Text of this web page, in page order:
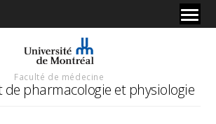
Faculté de médecine
pharmacologie et physiologie